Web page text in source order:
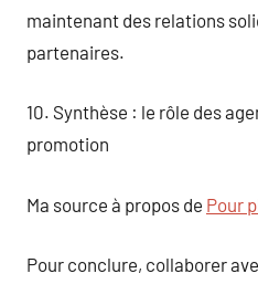
maintenant des relations
partenaires.
10. Synthèse : le rôle des
promotion
Ma source à propos de Pour
Pour conclure, collaborer